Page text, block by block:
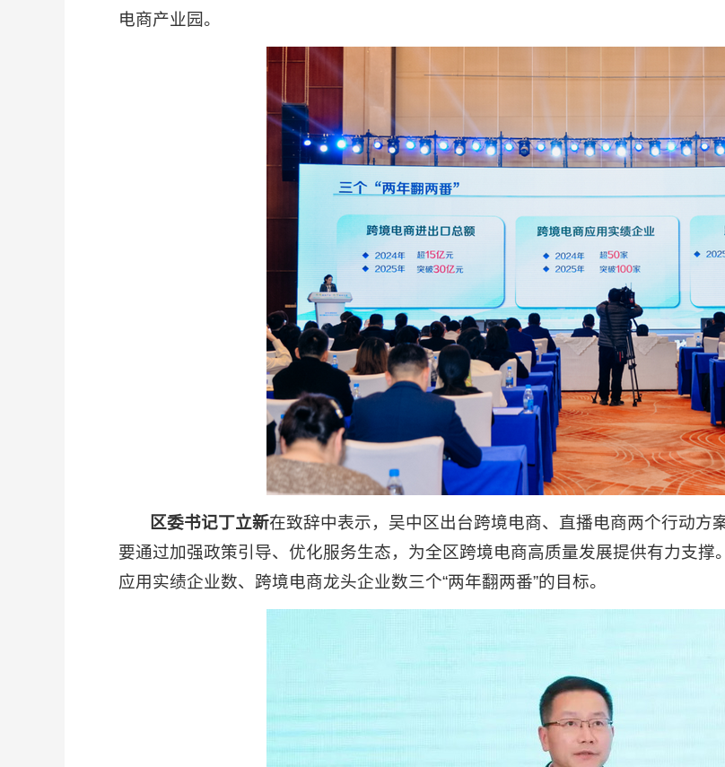
电商产业园。
区委书记丁立新在致辞中表示，吴中区出台跨境电商、直播电商两个行动方
要通过加强政策引导、优化服务生态，为全区跨境电商高质量发展提供有力支撑
应用实绩企业数、跨境电商龙头企业数三个“两年翻两番”的目标。